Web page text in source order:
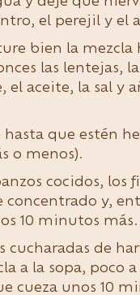
el perejil y el
bien la mezcla
las lentejas,
aceite, la sal y
que estén
o menos).
cocidos, los
concentrado y,
10 minutos más.
cucharadas de
a la sopa, poco
cueza unos 10